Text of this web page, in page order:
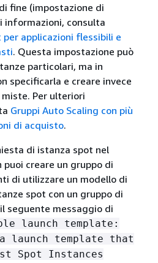
fine (impostazione di
informazioni, consulta
applicazioni flessibili e
. Questa impostazione può
particolari, ma in
specificarla e creare invece
Per ulteriori
Gruppi Auto Scaling con più
di acquisto.
di istanza spot nel
puoi creare un gruppo di
di utilizzare un modello di
spot con un gruppo di
seguente messaggio di
launch template:
launch template that
Spot Instances